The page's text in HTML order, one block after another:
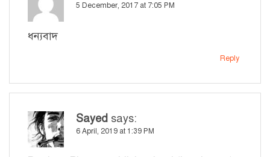
5 December, 2017 at 7:05 PM
ধন্যবাদ
Reply
Sayed says:
6 April, 2019 at 1:39 PM